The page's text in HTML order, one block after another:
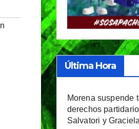
Última Hora
Morena suspende
derechos
Salvatori y